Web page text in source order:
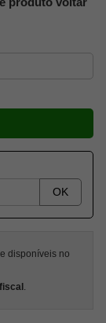
OK
disponíveis no
.